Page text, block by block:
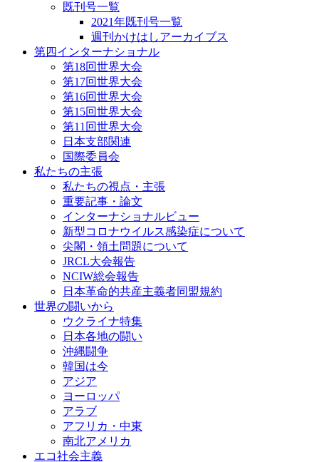
既刊号一覧
2021年既刊号一覧
週刊かけはしアーカイブス
第四インターナショナル
第18回世界大会
第17回世界大会
第16回世界大会
第15回世界大会
第11回世界大会
日本支部関連
国際委員会
私たちの主張
私たちの視点・主張
重要記事・論文
インターナショナルビュー
新型コロナウイルス感染症について
尖閣・領土問題について
JRCL大会報告
NCIW総会報告
日本革命的共産主義者同盟規約
世界の闘いから
ウクライナ特集
日本各地の闘い
沖縄闘争
韓国は今
アジア
ヨーロッパ
アラブ
アフリカ・中東
南北アメリカ
エコ社会主義